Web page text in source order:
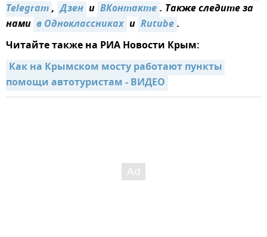
Telegram, Дзен и ВКонтакте. Также следите за
нами в Одноклассниках и Rutube.
Читайте также на РИА Новости Крым:
Как на Крымском мосту работают пункты
помощи автотуристам - ВИДЕО